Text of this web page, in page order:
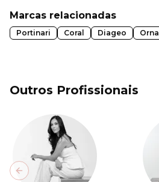
Marcas relacionadas
Portinari Coral Diageo
Outros Profissionais
Previous slide